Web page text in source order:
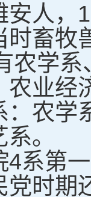
，
时畜牧
农学
农业经
：农学
。
第一
党时期